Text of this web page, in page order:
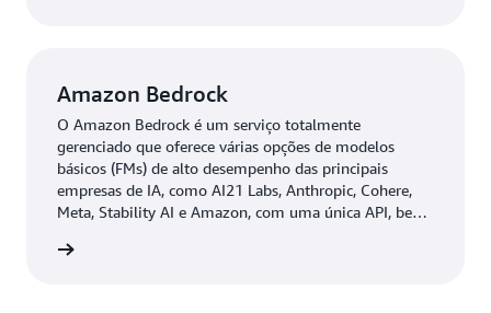
Resultados
Agora, com alguns cliques, o catálogo de produtos é
atualizado dentro dessa interface que automatiza uma
série de ajustes que antes eram realizados
manualmente. “A plataforma já cria com nosso padrão
de comunicação e com marcação HTML. Ficou mais
Amazon Bedrock
O Amazon Bedrock é um serviço totalmente
gerenciado que oferece várias opções de modelos
básicos (FMs) de alto desempenho das principais
empresas de IA, como AI21 Labs, Anthropic, Cohere,
Meta, Stability AI e Amazon, com uma única API, bem
criar aplicativos de IA generativos, simplificando o